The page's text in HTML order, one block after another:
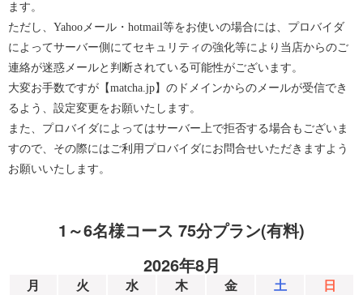
ます。
ただし、Yahooメール・hotmail等をお使いの場合には、プロバイダ
によってサーバー側にてセキュリティの強化等により当店からのご
連絡が迷惑メールと判断されている可能性がございます。
大変お手数ですが【matcha.jp】のドメインからのメールが受信でき
るよう、設定変更をお願いたします。
また、プロバイダによってはサーバー上で拒否する場合もございま
すので、その際にはご利用プロバイダにお問合せいただきますよう
お願いいたします。
1～6名様コース 75分プラン(有料)
2026年8月
月 火 水 木 金 土 日